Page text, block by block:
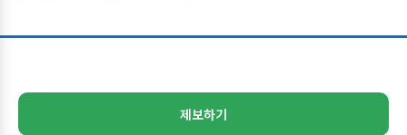
제보하기